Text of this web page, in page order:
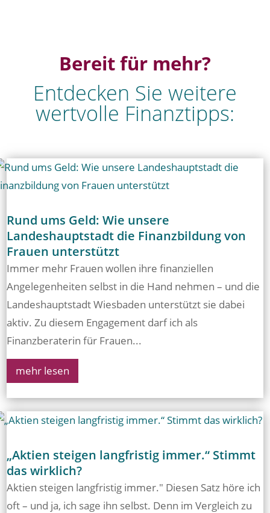
Bereit für mehr?
Entdecken Sie weitere
wertvolle Finanztipps:
Rund ums Geld: Wie unsere
Landeshauptstadt die Finanzbildung von
Frauen unterstützt
Immer mehr Frauen wollen ihre finanziellen
Angelegenheiten selbst in die Hand nehmen – und die
Landeshauptstadt Wiesbaden unterstützt sie dabei
aktiv. Zu diesem Engagement darf ich als
Finanzberaterin für Frauen...
mehr lesen
„Aktien steigen langfristig immer.“ Stimmt
das wirklich?
Aktien steigen langfristig immer." Diesen Satz höre ich
oft – und ja, ich sage ihn selbst. Denn im Vergleich zu